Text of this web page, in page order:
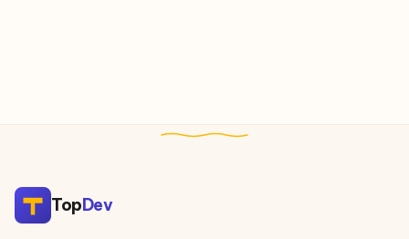
TopDev